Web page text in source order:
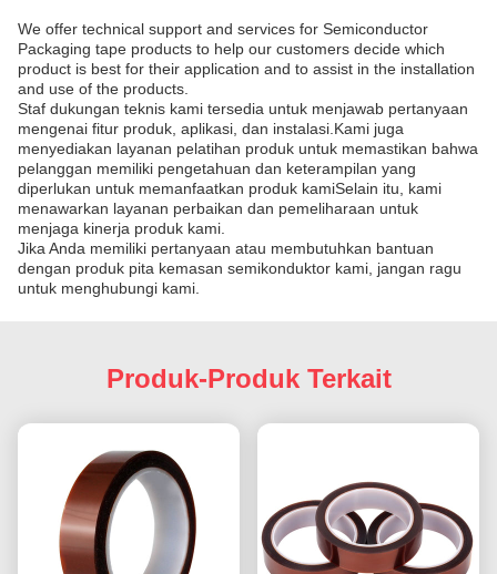
We offer technical support and services for Semiconductor
Packaging tape products to help our customers decide which
product is best for their application and to assist in the installation
and use of the products.
Staf dukungan teknis kami tersedia untuk menjawab pertanyaan
mengenai fitur produk, aplikasi, dan instalasi.Kami juga
menyediakan layanan pelatihan produk untuk memastikan bahwa
pelanggan memiliki pengetahuan dan keterampilan yang
diperlukan untuk memanfaatkan produk kamiSelain itu, kami
menawarkan layanan perbaikan dan pemeliharaan untuk
menjaga kinerja produk kami.
Jika Anda memiliki pertanyaan atau membutuhkan bantuan
dengan produk pita kemasan semikonduktor kami, jangan ragu
untuk menghubungi kami.
Produk-Produk Terkait